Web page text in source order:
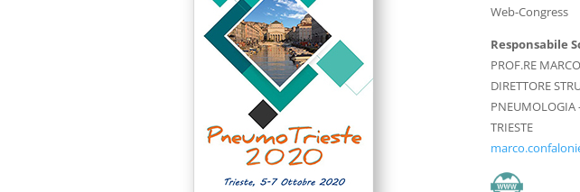
Web-Congress
Responsabile
PROF.RE
DIRETTORE
PNEUMOLOGIA
TRIESTE